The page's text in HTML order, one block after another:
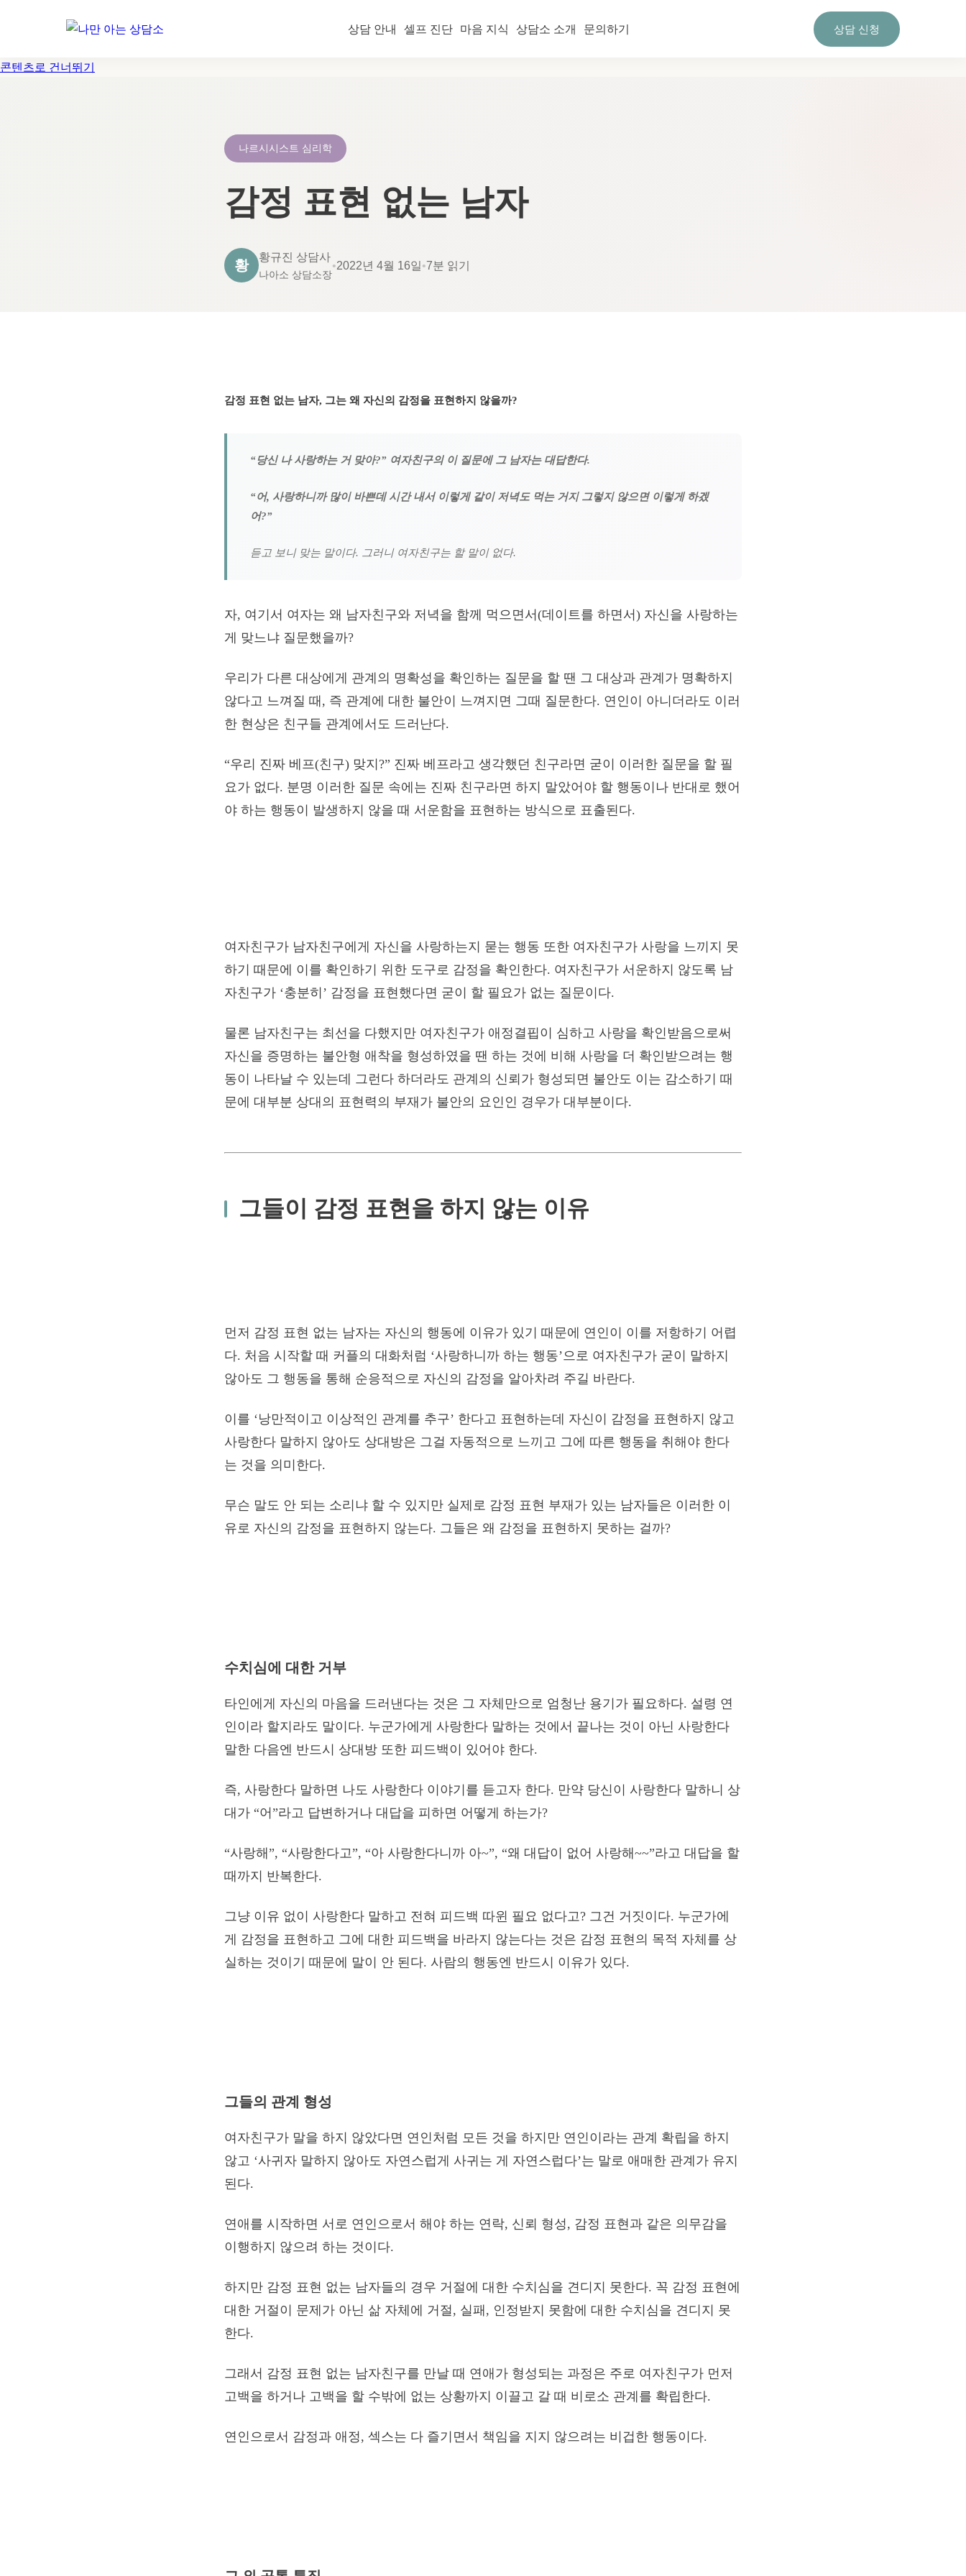
콘텐츠로 건너뛰기
상담 안내 셀프 진단 마음 지식 상담소 소개 문의하기 상담 신청
나르시시스트 심리학
감정 표현 없는 남자
황
황규진 상담사
나아소 상담소장
•2022년 4월 16일•7분 읽기
감정 표현 없는 남자, 그는 왜 자신의 감정을 표현하지 않을까?
“당신 나 사랑하는 거 맞아?” 여자친구의 이 질문에 그 남자는 대답한다.
“어, 사랑하니까 많이 바쁜데 시간 내서 이렇게 같이 저녁도 먹는 거지 그렇지 않으면 이렇게 하겠
어?”
듣고 보니 맞는 말이다. 그러니 여자친구는 할 말이 없다.
자, 여기서 여자는 왜 남자친구와 저녁을 함께 먹으면서(데이트를 하면서) 자신을 사랑하는
게 맞느냐 질문했을까?
우리가 다른 대상에게 관계의 명확성을 확인하는 질문을 할 땐 그 대상과 관계가 명확하지
않다고 느껴질 때, 즉 관계에 대한 불안이 느껴지면 그때 질문한다. 연인이 아니더라도 이러
한 현상은 친구들 관계에서도 드러난다.
“우리 진짜 베프(친구) 맞지?” 진짜 베프라고 생각했던 친구라면 굳이 이러한 질문을 할 필
요가 없다. 분명 이러한 질문 속에는 진짜 친구라면 하지 말았어야 할 행동이나 반대로 했어
야 하는 행동이 발생하지 않을 때 서운함을 표현하는 방식으로 표출된다.
여자친구가 남자친구에게 자신을 사랑하는지 묻는 행동 또한 여자친구가 사랑을 느끼지 못
하기 때문에 이를 확인하기 위한 도구로 감정을 확인한다. 여자친구가 서운하지 않도록 남
자친구가 ‘충분히’ 감정을 표현했다면 굳이 할 필요가 없는 질문이다.
물론 남자친구는 최선을 다했지만 여자친구가 애정결핍이 심하고 사랑을 확인받음으로써
자신을 증명하는 불안형 애착을 형성하였을 땐 하는 것에 비해 사랑을 더 확인받으려는 행
동이 나타날 수 있는데 그런다 하더라도 관계의 신뢰가 형성되면 불안도 이는 감소하기 때
문에 대부분 상대의 표현력의 부재가 불안의 요인인 경우가 대부분이다.
그들이 감정 표현을 하지 않는 이유
먼저 감정 표현 없는 남자는 자신의 행동에 이유가 있기 때문에 연인이 이를 저항하기 어렵
다. 처음 시작할 때 커플의 대화처럼 ‘사랑하니까 하는 행동’으로 여자친구가 굳이 말하지
않아도 그 행동을 통해 순응적으로 자신의 감정을 알아차려 주길 바란다.
이를 ‘낭만적이고 이상적인 관계를 추구’ 한다고 표현하는데 자신이 감정을 표현하지 않고
사랑한다 말하지 않아도 상대방은 그걸 자동적으로 느끼고 그에 따른 행동을 취해야 한다
는 것을 의미한다.
무슨 말도 안 되는 소리냐 할 수 있지만 실제로 감정 표현 부재가 있는 남자들은 이러한 이
유로 자신의 감정을 표현하지 않는다. 그들은 왜 감정을 표현하지 못하는 걸까?
수치심에 대한 거부
타인에게 자신의 마음을 드러낸다는 것은 그 자체만으로 엄청난 용기가 필요하다. 설령 연
인이라 할지라도 말이다. 누군가에게 사랑한다 말하는 것에서 끝나는 것이 아닌 사랑한다
말한 다음엔 반드시 상대방 또한 피드백이 있어야 한다.
즉, 사랑한다 말하면 나도 사랑한다 이야기를 듣고자 한다. 만약 당신이 사랑한다 말하니 상
대가 “어”라고 답변하거나 대답을 피하면 어떻게 하는가?
“사랑해”, “사랑한다고”, “아 사랑한다니까 아~”, “왜 대답이 없어 사랑해~~”라고 대답을 할
때까지 반복한다.
그냥 이유 없이 사랑한다 말하고 전혀 피드백 따윈 필요 없다고? 그건 거짓이다. 누군가에
게 감정을 표현하고 그에 대한 피드백을 바라지 않는다는 것은 감정 표현의 목적 자체를 상
실하는 것이기 때문에 말이 안 된다. 사람의 행동엔 반드시 이유가 있다.
그들의 관계 형성
여자친구가 말을 하지 않았다면 연인처럼 모든 것을 하지만 연인이라는 관계 확립을 하지
않고 ‘사귀자 말하지 않아도 자연스럽게 사귀는 게 자연스럽다’는 말로 애매한 관계가 유지
된다.
연애를 시작하면 서로 연인으로서 해야 하는 연락, 신뢰 형성, 감정 표현과 같은 의무감을
이행하지 않으려 하는 것이다.
하지만 감정 표현 없는 남자들의 경우 거절에 대한 수치심을 견디지 못한다. 꼭 감정 표현에
대한 거절이 문제가 아닌 삶 자체에 거절, 실패, 인정받지 못함에 대한 수치심을 견디지 못
한다.
그래서 감정 표현 없는 남자친구를 만날 때 연애가 형성되는 과정은 주로 여자친구가 먼저
고백을 하거나 고백을 할 수밖에 없는 상황까지 이끌고 갈 때 비로소 관계를 확립한다.
연인으로서 감정과 애정, 섹스는 다 즐기면서 책임을 지지 않으려는 비겁한 행동이다.